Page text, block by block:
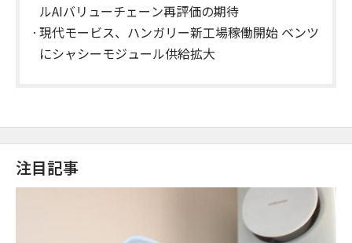
ルAIバリューチェーン再評価の期待
現代モービス、ハンガリー新工場稼働開始 ベンツ
にシャシーモジュール供給拡大
注目記事